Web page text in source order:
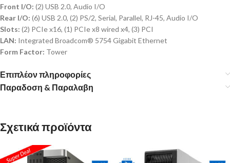
Front I/O: (2) USB 2.0, Audio I/O
Rear I/O: (6) USB 2.0, (2) PS/2, Serial, Parallel, RJ-45, Audio I/O
Slots: (2) PCIe x16, (1) PCIe x8 wired x4, (3) PCI
LAN: Integrated Broadcom® 5754 Gigabit Ethernet
Form Factor: Tower
Επιπλέον πληροφορίες
Παραδοση & Παραλαβη
Σχετικά προϊόντα